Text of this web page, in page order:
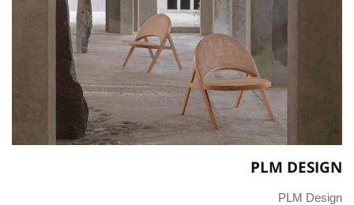
PLM DESIGN
PLM Design